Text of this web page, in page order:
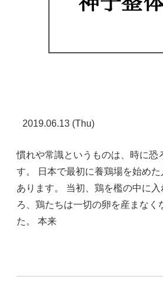
2019.06.13 (Thu)
慣れや常識というものは、時に恐
す。 日本で最初に養鶏場を始め
あります。 当初、鶏を檻の中に入
ろ、鶏たちは一切の卵を産まなく
た。 本来